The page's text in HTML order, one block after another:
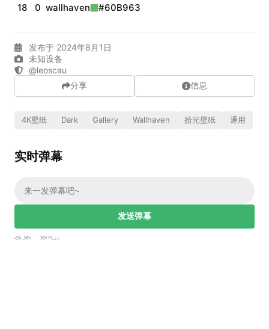
18 0 wallhaven #60B963
发布于 2024年8月1日
未知设备
@leoscau
分享 信息
4K壁纸 Dark Gallery Wallhaven 拾光壁纸 通用
实时弹幕
发送弹幕
，发第一条吧。
弹幕会在下方多行滚动展示；匿名发送有数量和频率限制。
加载弹幕...
相关壁纸